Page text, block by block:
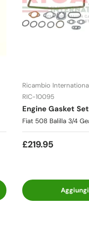
Ricambio
RIC-10095
Engine Gasket
Fiat 508 Balilla 3/4
£219.95